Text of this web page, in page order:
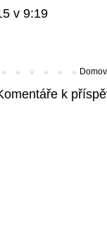
v 9:19
k